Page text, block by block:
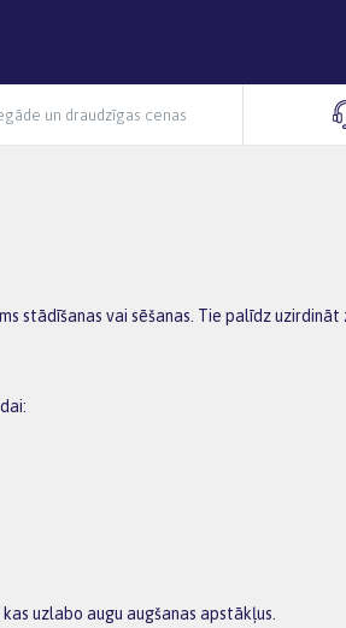
un draudzīgas cenas
vai sēšanas. Tie palīdz uzirdināt
uzlabo augu augšanas apstākļus.